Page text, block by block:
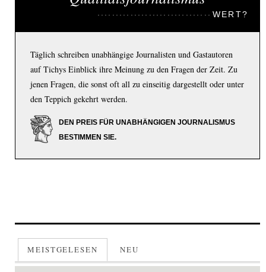
WERT?
Täglich schreiben unabhängige Journalisten und Gastautoren
auf Tichys Einblick ihre Meinung zu den Fragen der Zeit. Zu
jenen Fragen, die sonst oft all zu einseitig dargestellt oder unter
den Teppich gekehrt werden.
DEN PREIS FÜR UNABHÄNGIGEN JOURNALISMUS
BESTIMMEN SIE.
MEISTGELESEN NEU